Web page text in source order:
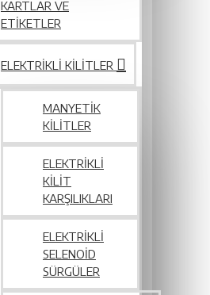
KARTLAR VE
ETIKETLER
ELEKTRIKLI KILITLER
MANYETIK
KILITLER
ELEKTRIKLI
KILIT
KARŞILIKLARI
ELEKTRIKLI
SELENOID
SÜRGÜLER